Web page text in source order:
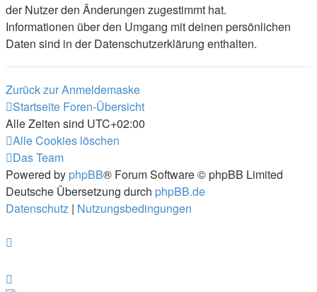
der Nutzer den Änderungen zugestimmt hat.
Informationen über den Umgang mit deinen persönlichen
Daten sind in der Datenschutzerklärung enthalten.
Zurück zur Anmeldemaske
Startseite Foren-Übersicht
Alle Zeiten sind UTC+02:00
Alle Cookies löschen
Das Team
Powered by phpBB® Forum Software © phpBB Limited
Deutsche Übersetzung durch phpBB.de
Datenschutz | Nutzungsbedingungen